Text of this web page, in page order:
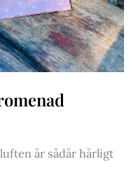
är sådär härligt